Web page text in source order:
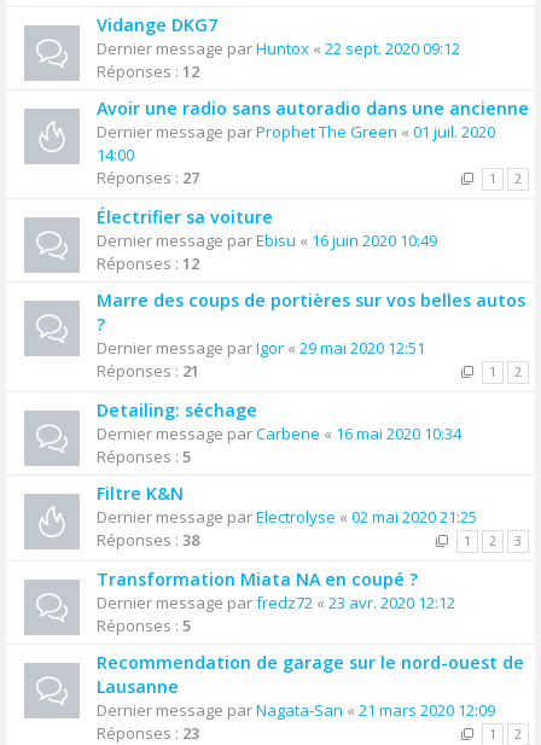
Vidange DKG7
Dernier message parHuntox « 22 sept. 2020 09:12
Réponses : 12
Avoir une radio sans autoradio dans une ancienne
Dernier message parProphet The Green « 01 juil. 2020
14:00
Réponses : 27 1 2
Électrifier sa voiture
Dernier message parEbisu « 16 juin 2020 10:49
Réponses : 12
Marre des coups de portières sur vos belles autos
?
Dernier message parIgor « 29 mai 2020 12:51
Réponses : 21 1 2
Detailing: séchage
Dernier message parCarbene « 16 mai 2020 10:34
Réponses : 5
Filtre K&N
Dernier message parElectrolyse « 02 mai 2020 21:25
Réponses : 38 1 2 3
Transformation Miata NA en coupé ?
Dernier message parfredz72 « 23 avr. 2020 12:12
Réponses : 5
Recommendation de garage sur le nord-ouest de
Lausanne
Dernier message parNagata-San « 21 mars 2020 12:09
Réponses : 23 1 2